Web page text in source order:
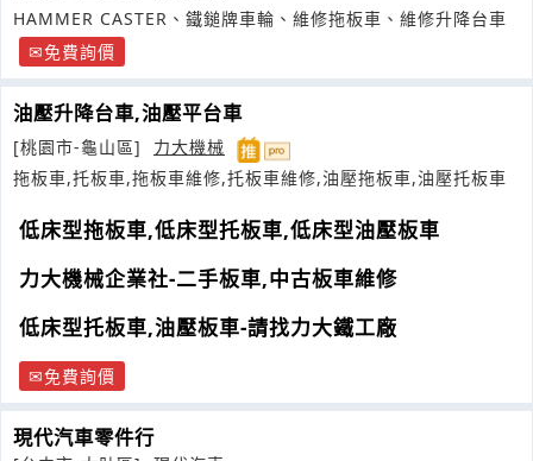
HAMMER CASTER、鐵鎚牌車輪、維修拖板車、維修升降台車
免費詢價
油壓升降台車,油壓平台車
[桃園市-龜山區]
力大機械
拖板車,托板車,拖板車維修,托板車維修,油壓拖板車,油壓托板車
低床型拖板車,低床型托板車,低床型油壓板車
力大機械企業社-二手板車,中古板車維修
低床型托板車,油壓板車-請找力大鐵工廠
免費詢價
現代汽車零件行